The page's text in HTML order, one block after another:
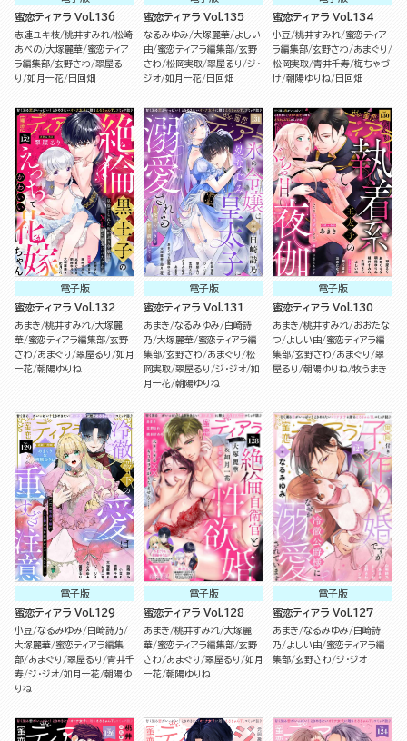
蜜恋ティアラ Vol.136
志連ユキ枝 桃井すみれ 松崎
あべの 大塚麗華 蜜恋ティア
ラ編集部 玄野さわ 翠屋る
り
如月一花 日回畑
蜜恋ティアラ Vol.135
なるみゆみ 大塚麗華 よしい
由 蜜恋ティアラ編集部 玄野
さわ 松岡実取 翠屋るり
ジ・
ジオ 如月一花 日回畑
蜜恋ティアラ Vol.134
小豆 桃井すみれ 蜜恋ティア
ラ編集部 玄野さわ
あまぐり
松岡実取 青井千寿 梅ちゃづ
け 朝陽ゆりね 日回畑
電子版
蜜恋ティアラ Vol.132
あまき 桃井すみれ 大塚麗
華 蜜恋ティアラ編集部 玄野
さわ
あまぐり 翠屋るり
如月
一花 朝陽ゆりね
電子版
蜜恋ティアラ Vol.131
あまき なるみゆみ
白崎詩
乃 大塚麗華 蜜恋ティアラ編
集部 玄野さわ あまぐり
松
岡実取 翠屋るり ジ・ジオ 如
月一花 朝陽ゆりね
電子版
蜜恋ティアラ Vol.130
あまき 桃井すみれ おおたな
つ
よしい由 蜜恋ティアラ編
集部 玄野さわ あまぐり
翠
屋るり
朝陽ゆりね 牧うまき
電子版
蜜恋ティアラ Vol.129
小豆 なるみゆみ
白崎詩乃
大塚麗華 蜜恋ティアラ編集
部 あまぐり 翠屋るり
青井千
寿 ジ・ジオ 如月一花 朝陽ゆ
りね
電子版
蜜恋ティアラ Vol.128
あまき 桃井すみれ 大塚麗
華 蜜恋ティアラ編集部 玄野
さわ
あまぐり 翠屋るり
如月
一花 朝陽ゆりね
電子版
蜜恋ティアラ Vol.127
あまき なるみゆみ
白崎詩
乃
よしい由 蜜恋ティアラ編
集部 玄野さわ ジ・ジオ